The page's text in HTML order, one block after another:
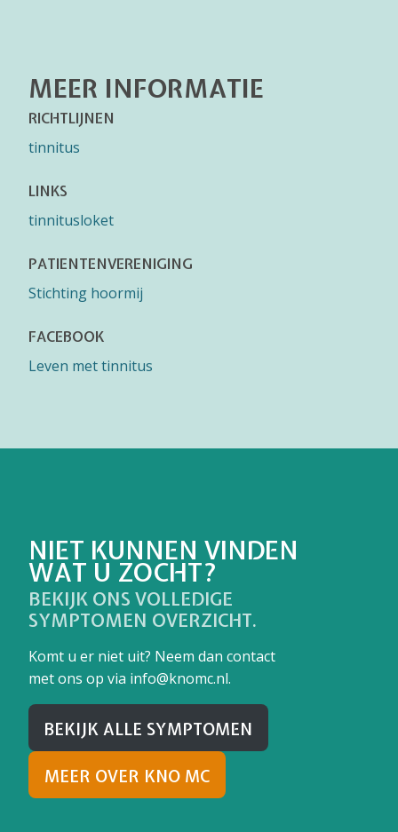
MEER INFORMATIE
RICHTLIJNEN
tinnitus
LINKS
tinnitusloket
PATIENTENVERENIGING
Stichting hoormij
FACEBOOK
Leven met tinnitus
NIET KUNNEN VINDEN
WAT U ZOCHT?
BEKIJK ONS VOLLEDIGE
SYMPTOMEN OVERZICHT.
Komt u er niet uit? Neem dan contact
met ons op via info@knomc.nl.
BEKIJK ALLE SYMPTOMEN
MEER OVER KNO MC